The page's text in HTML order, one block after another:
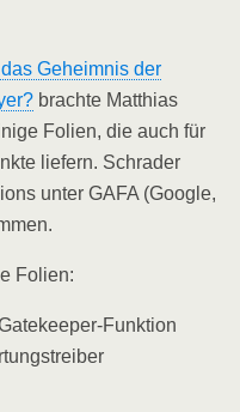
Geheim­nis der
brach­te Mat­thi­as
Foli­en, die auch für
lie­fern. Schr­a­der
unter GAFA (Goog­le,
Folien:
Funk­ti­on